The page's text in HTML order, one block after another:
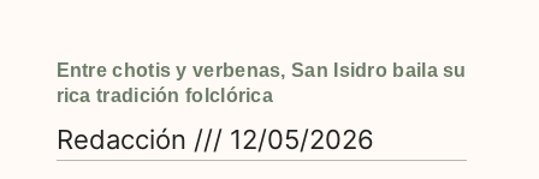
Entre chotis y verbenas, San Isidro baila su
rica tradición folclórica
Redacción
12/05/2026